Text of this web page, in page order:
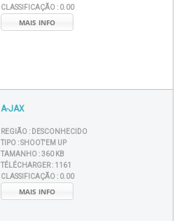
CLASSIFICAÇÃO : 0.00
MAIS INFO
A-JAX
REGIÃO : DESCONHECIDO
TIPO :SHOOT'EM UP
TAMANHO :360 KB
TÉLÉCHARGER : 1161
CLASSIFICAÇÃO : 0.00
MAIS INFO